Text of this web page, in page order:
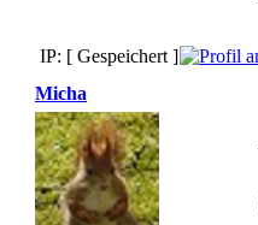
IP: [ Gespeichert ]
Micha